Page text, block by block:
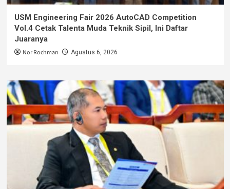
USM Engineering Fair 2026 AutoCAD Competition
Vol.4 Cetak Talenta Muda Teknik Sipil, Ini Daftar
Juaranya
Nor Rochman Agustus 6, 2026